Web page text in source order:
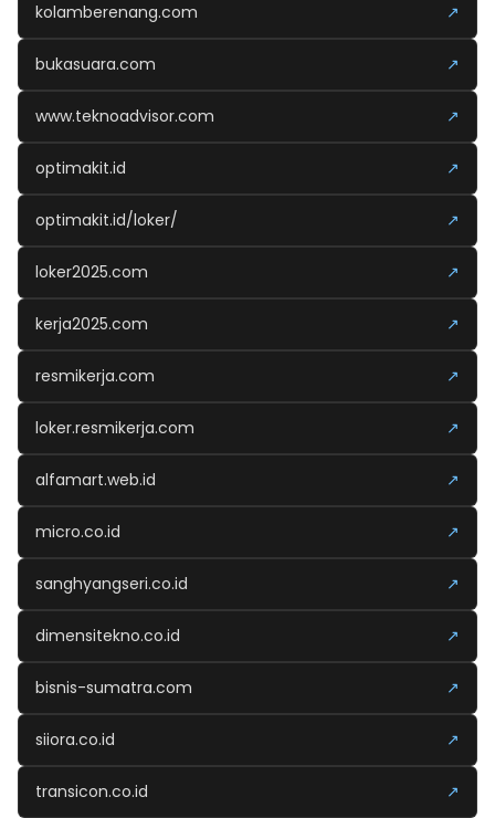
kolamberenang.com ↗
bukasuara.com ↗
www.teknoadvisor.com ↗
optimakit.id ↗
optimakit.id/loker/ ↗
loker2025.com ↗
kerja2025.com ↗
resmikerja.com ↗
loker.resmikerja.com ↗
alfamart.web.id ↗
micro.co.id ↗
sanghyangseri.co.id ↗
dimensitekno.co.id ↗
bisnis-sumatra.com ↗
siiora.co.id ↗
transicon.co.id ↗